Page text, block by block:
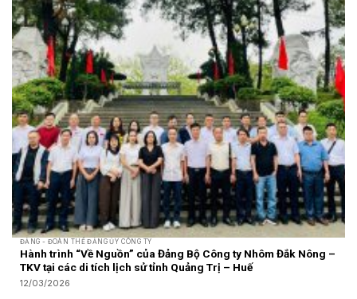
ĐẢNG - ĐOÀN THỂ ĐẢNG ỦY CÔNG TY
Hành trình “Về Nguồn” của Đảng Bộ Công ty Nhôm Đắk Nông –
TKV tại các di tích lịch sử tỉnh Quảng Trị – Huế
12/03/2026